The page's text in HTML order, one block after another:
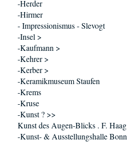
-Herder
-Hirmer
- Impressionismus - Slevogt
-Insel >
-Kaufmann >
-Kehrer >
-Kerber >
-Keramikmuseum Staufen
-Krems
-Kruse
-Kunst ? >>
Kunst des Augen-Blicks . F. Haag
-Kunst- & Ausstellungshalle Bonn